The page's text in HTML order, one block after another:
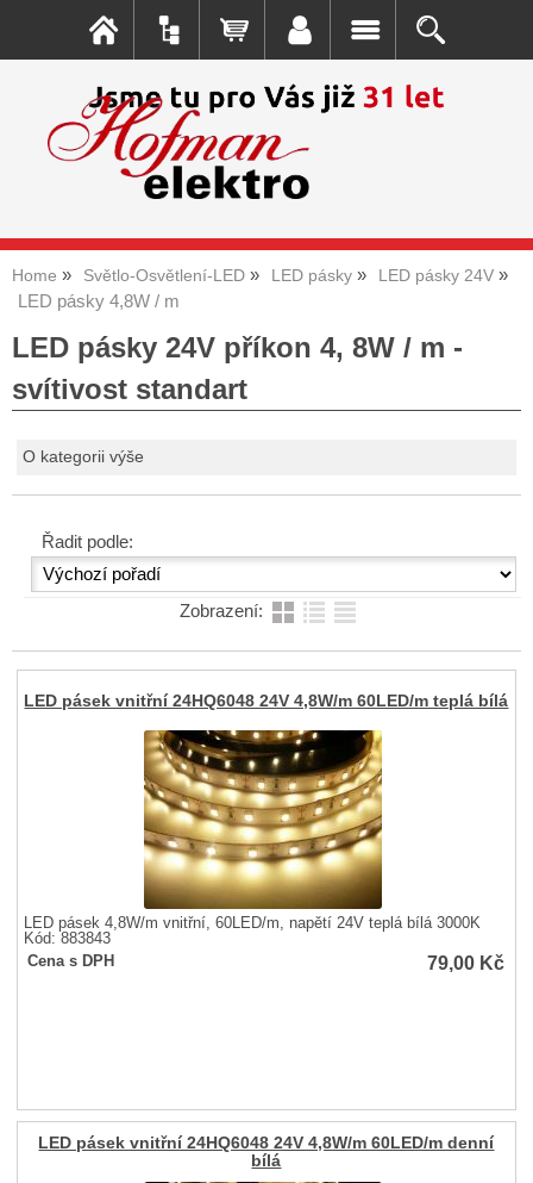
Home Světlo-Osvětlení-LED LED pásky LED pásky 24V
LED pásky 4,8W / m
LED pásky 24V příkon 4, 8W / m -
svítivost standart
O kategorii výše
Řadit podle:
Zobrazení:
LED pásek vnitřní 24HQ6048 24V 4,8W/m 60LED/m teplá bílá
LED pásek 4,8W/m vnitřní, 60LED/m, napětí 24V teplá bílá 3000K
Kód: 883843
Cena s DPH
79,00 Kč
LED pásek vnitřní 24HQ6048 24V 4,8W/m 60LED/m denní
bílá